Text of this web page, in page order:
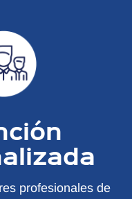
profesionales de